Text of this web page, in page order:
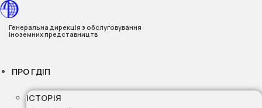
Перейти
до
вмісту
Генеральна дирекція з обслуговування
іноземних представництв
ПРО ГДІП
ІСТОРІЯ